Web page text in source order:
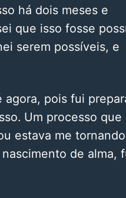
há dois meses e
que isso fosse
serem possíveis, e
pois fui
Um processo que
estava me
de alma,